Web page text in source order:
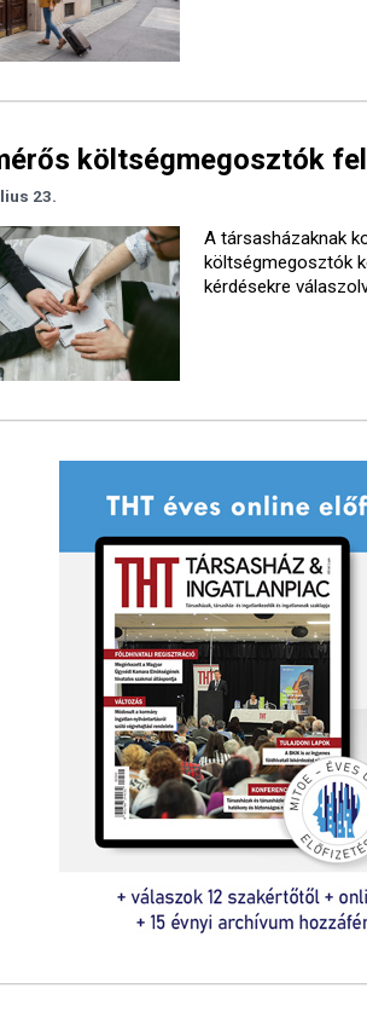
költségmegosztók
23.
A társasházaknak
költségmegosztók
kérdésekre